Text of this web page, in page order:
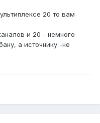
20 то вам
и 20 - немного
а источнику -не